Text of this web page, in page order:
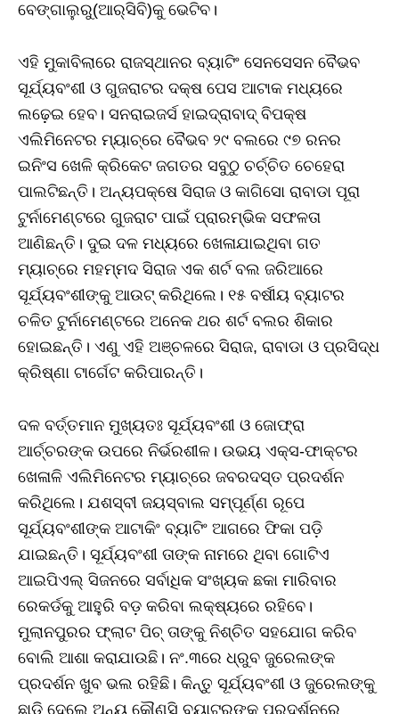
ବେଙ୍ଗାଲୁରୁ(ଆର୍‌ସିବି)କୁ ଭେଟିବ।
ଏହି ମୁକାବିଲାରେ ରାଜସ୍ଥାନର ବ୍ୟାଟିଂ ସେନସେସନ ବୈଭବ
ସୂର୍ଯ୍ୟବଂଶୀ ଓ ଗୁଜରାଟର ଦକ୍ଷ ପେସ ଆଟାକ ମଧ୍ୟରେ
ଲଢ଼େଇ ହେବ। ସନରାଇଜର୍ସ ହାଇଦ୍ରାବାଦ୍‌ ବିପକ୍ଷ
ଏଲିମିନେଟର ମ୍ୟାଚ୍‌ରେ ବୈଭବ ୨୯ ବଲରେ ୯୭ ରନର
ଇନିଂସ ଖେଳି କ୍ରିକେଟ ଜଗତର ସବୁଠୁ ଚର୍ଚ୍ଚିତ ଚେହେରା
ପାଲଟିଛନ୍ତି। ଅନ୍ୟପକ୍ଷେ ସିରାଜ ଓ କାଗିସୋ ରାବାଡା ପୂରା
ଟୁର୍ନାମେଣ୍ଟରେ ଗୁଜରାଟ ପାଇଁ ପ୍ରାରମ୍ଭିକ ସଫଳତା
ଆଣିଛନ୍ତି। ଦୁଇ ଦଳ ମଧ୍ୟରେ ଖେଳାଯାଇଥିବା ଗତ
ମ୍ୟାଚ୍‌ରେ ମହମ୍ମଦ ସିରାଜ ଏକ ଶର୍ଟ ବଲ ଜରିଆରେ
ସୂର୍ଯ୍ୟବଂଶୀଙ୍କୁ ଆଉଟ୍‌ କରିଥିଲେ। ୧୫ ବର୍ଷୀୟ ବ୍ୟାଟର
ଚଳିତ ଟୁର୍ନାମେଣ୍ଟରେ ଅନେକ ଥର ଶର୍ଟ ବଲର ଶିକାର
ହୋଇଛନ୍ତି। ଏଣୁ ଏହି ଅଞ୍ଚଳରେ ସିରାଜ, ରାବାଡା ଓ ପ୍ରସିଦ୍ଧ
କ୍ରିଷ୍ଣା ଟାର୍ଗେଟ କରିପାରନ୍ତି।
ଦଳ ବର୍ତ୍ତମାନ ମୁଖ୍ୟତଃ ସୂର୍ଯ୍ୟବଂଶୀ ଓ ଜୋଫ୍ରା
ଆର୍ଚ୍ଚରଙ୍କ ଉପରେ ନିର୍ଭରଶୀଳ। ଉଭୟ ଏକ୍ସ-ଫାକ୍ଟର
ଖେଳାଳି ଏଲିମିନେଟର ମ୍ୟାଚ୍‌ରେ ଜବରଦସ୍ତ ପ୍ରଦର୍ଶନ
କରିଥିଲେ। ଯଶସ୍ବୀ ଜୟସ୍ବାଲ ସମ୍ପୂର୍ଣ୍ଣ ରୂପେ
ସୂର୍ଯ୍ୟବଂଶୀଙ୍କ ଆଟାକିଂ ବ୍ୟାଟିଂ ଆଗରେ ଫିକା ପଡ଼ି
ଯାଇଛନ୍ତି। ସୂର୍ଯ୍ୟବଂଶୀ ତାଙ୍କ ନାମରେ ଥିବା ଗୋଟିଏ
ଆଇପିଏଲ୍‌ ସିଜନରେ ସର୍ବାଧିକ ସଂଖ୍ୟକ ଛକା ମାରିବାର
ରେକର୍ଡକୁ ଆହୁରି ବଡ଼ କରିବା ଲକ୍ଷ୍ୟରେ ରହିବେ।
ମୁଲାନପୁରର ଫ୍ଲାଟ ପିଚ୍‌ ତାଙ୍କୁ ନିଶ୍ଚିତ ସହଯୋଗ କରିବ
ବୋଲି ଆଶା କରାଯାଉଛି। ନଂ.୩ରେ ଧ୍ରୁବ ଜୁରେଲଙ୍କ
ପ୍ରଦର୍ଶନ ଖୁବ ଭଲ ରହିଛି। କିନ୍ତୁ ସୂର୍ଯ୍ୟବଂଶୀ ଓ ଜୁରେଲଙ୍କୁ
ଛାଡ଼ି ଦେଲେ ଅନ୍ୟ କୌଣସି ବ୍ୟାଟରଙ୍କ ପ୍ରଦର୍ଶନରେ